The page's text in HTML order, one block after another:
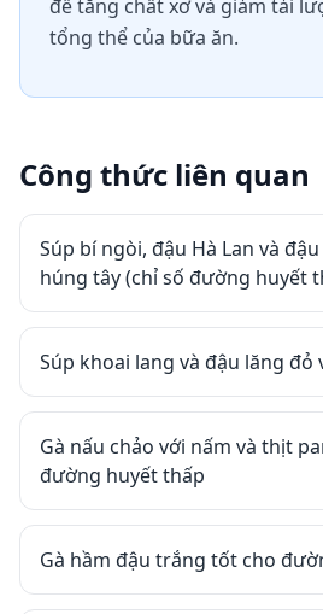
để tăng chất xơ và giảm tải
tổng thể của bữa ăn.
Công thức liên quan
Súp bí ngòi, đậu Hà Lan và
húng tây (chỉ số đường huyết
Súp khoai lang và đậu lăng đỏ
Gà nấu chảo với nấm và thịt
đường huyết thấp
Gà hầm đậu trắng tốt cho